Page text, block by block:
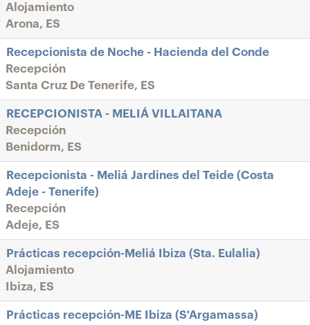
Alojamiento
Arona, ES
Recepcionista de Noche - Hacienda del Conde
Recepción
Santa Cruz De Tenerife, ES
RECEPCIONISTA - MELIÁ VILLAITANA
Recepción
Benidorm, ES
Recepcionista - Meliá Jardines del Teide (Costa
Adeje - Tenerife)
Recepción
Adeje, ES
Prácticas recepción-Meliá Ibiza (Sta. Eulalia)
Alojamiento
Ibiza, ES
Prácticas recepción-ME Ibiza (S'Argamassa)